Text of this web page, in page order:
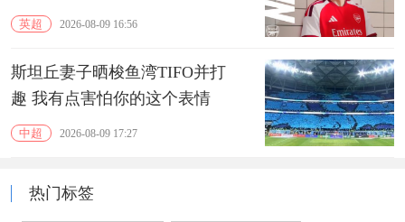
英超 2026-08-09 16:56
斯坦丘妻子晒梭鱼湾TIFO并打
趣 我有点害怕你的这个表情
中超 2026-08-09 17:27
热门标签